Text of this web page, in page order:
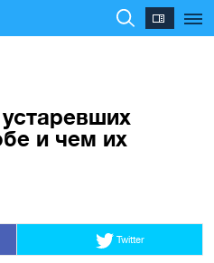
и чем их
Twitter